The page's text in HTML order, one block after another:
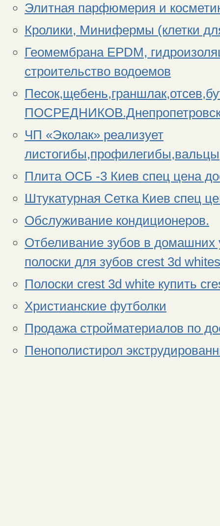
Элитная парфюмерия и
Кролики, Минифермы (клетки
Геомембрана EPDM,
строительство водоемов
ЧП «Эколак» реализует
Плита ОСБ -3 Киев спец цена
Штукатурная Сетка Киев спец
Обслуживание кондиционеров.
Отбеливание зубов в домашних
полоски для зубов crest 3d
Полоски crest 3d white купить
Христианские футболки
Продажа стройматериалов по
Пенополистирол